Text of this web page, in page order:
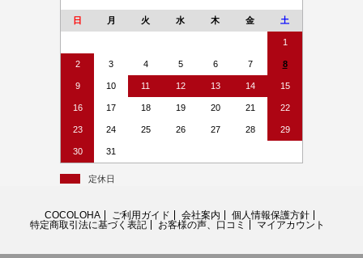
日 月 火 水 木 金 土
1
2 3 4 5 6 7 8
9 10 11 12 13 14 15
16 17 18 19 20 21 22
23 24 25 26 27 28 29
30 31
定休日
COCOLOHA ご利用ガイド 会社案内
個人情報保護方針
特定商取引法に基づく表記
お客様の声、口コミ マイアカウント